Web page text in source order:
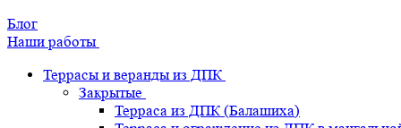
Блог
Наши работы
Террасы и веранды из ДПК
Закрытые
Терраса из ДПК (Балашиха)